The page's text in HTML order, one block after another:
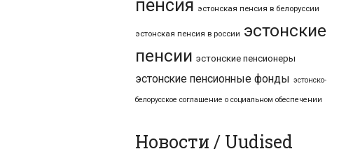
пенсия эстонская пенсия в белоруссии
эстонская пенсия в россии эстонские
пенсии эстонские пенсионеры
эстонские пенсионные фонды эстонско-
белорусское соглашение о социальном обеспечении
Новости / Uudised